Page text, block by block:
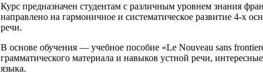
Курс предназначен студентам с различным уровнем знания
направлено на гармоничное и систематическое развитие 4-х
речи.
В основе обучения — учебное пособие «Le Nouveau sans
грамматического материала и навыков устной речи,
языка.